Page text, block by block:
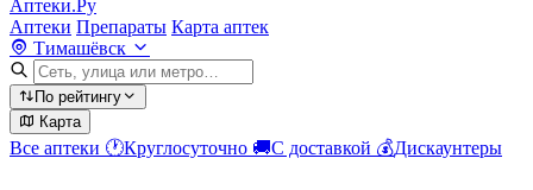
Аптеки.Ру
Аптеки Препараты Карта аптек
Тимашёвск
По рейтингу
Карта
Все аптеки 🕐Круглосуточно 🚚С доставкой 💰Дискаунтеры